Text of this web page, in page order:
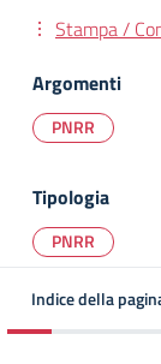
Stampa /
Argomenti
PNRR
Tipologia
PNRR
Indice della